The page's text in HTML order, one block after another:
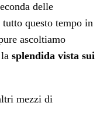
delle
questo tempo in
ascoltiamo
splendida vista sui
mezzi di